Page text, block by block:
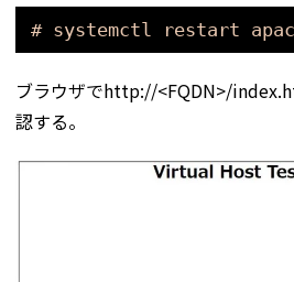
# systemctl restart
ブラウザでhttp://<FQDN>/
認する。